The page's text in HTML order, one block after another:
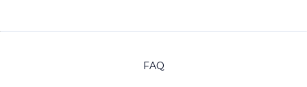
FAQ